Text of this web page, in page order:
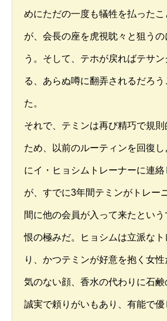
めにただの一度も犠牲を払った
が、会長の座を虎視眈々と狙う
う。そして、テホが戻ればテサ
る、あらぬ噂に翻弄されるだろ
た。
それで、テミンは再び精巧で規
ため、以前のルーティンを回復し
にイ・ヒョシムトレーナーに連絡
が、すでに3年間テミンがトレー
間に他の会員が入って来たとい
恨の極みだ。ヒョシムは立派な
り、かつテミンが好意を抱く女
気のない顔、香水の代わりに石鹸
誠実で頼りがいもあり、有能で